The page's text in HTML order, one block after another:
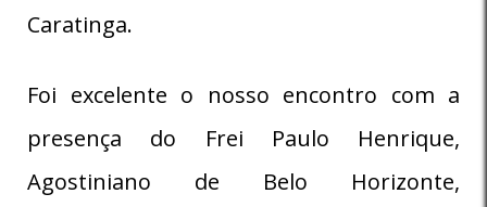
Caratinga.
Foi excelente o nosso encontro com a
presença do Frei Paulo Henrique,
Agostiniano de Belo Horizonte,